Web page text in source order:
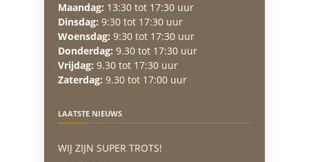
Maandag: 13:30 tot 17:30 uur
Dinsdag: 9:30 tot 17:30 uur
Woensdag: 9:30 tot 17:30 uur
Donderdag: 9.30 tot 17:30 uur
Vrijdag: 9.30 tot 17:30 uur
Zaterdag: 9.30 tot 17:00 uur
LAATSTE NIEUWS
WIJ ZIJN SUPER TROTS!